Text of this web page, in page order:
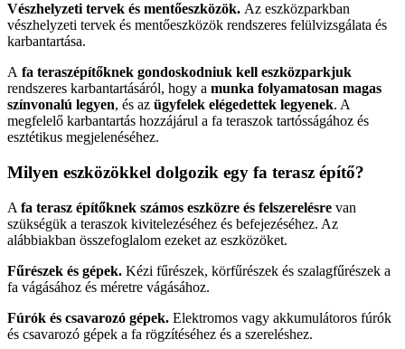
Vészhelyzeti tervek és mentőeszközök. Az eszközparkban
vészhelyzeti tervek és mentőeszközök rendszeres felülvizsgálata és
karbantartása.
A fa teraszépítőknek gondoskodniuk kell eszközparkjuk
rendszeres karbantartásáról, hogy a munka folyamatosan magas
színvonalú legyen, és az ügyfelek elégedettek legyenek. A
megfelelő karbantartás hozzájárul a fa teraszok tartósságához és
esztétikus megjelenéséhez.
Milyen eszközökkel dolgozik egy fa terasz építő?
A fa terasz építőknek számos eszközre és felszerelésre van
szükségük a teraszok kivitelezéséhez és befejezéséhez. Az
alábbiakban összefoglalom ezeket az eszközöket.
Fűrészek és gépek. Kézi fűrészek, körfűrészek és szalagfűrészek a
fa vágásához és méretre vágásához.
Fúrók és csavarozó gépek. Elektromos vagy akkumulátoros fúrók
és csavarozó gépek a fa rögzítéséhez és a szereléshez.